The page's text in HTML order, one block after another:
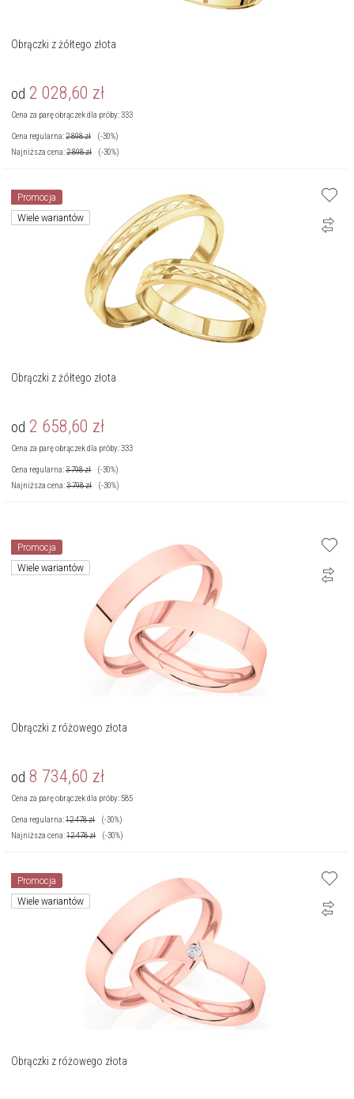
Obrączki z żółtego złota
od 2 028,60 zł
Cena za parę obrączek dla próby: 333
Cena regularna:2 898zł
(-30%)
Najniższa cena:2 898zł (-30%)
Promocja
Wiele wariantów
Obrączki z żółtego złota
od 2 658,60 zł
Cena za parę obrączek dla próby: 333
Cena regularna:3 798zł
(-30%)
Najniższa cena:3 798zł (-30%)
Promocja
Wiele wariantów
Obrączki z różowego złota
od 8 734,60 zł
Cena za parę obrączek dla próby: 585
Cena regularna:12 478zł
(-30%)
Najniższa cena:12 478zł (-30%)
Promocja
Wiele wariantów
Obrączki z różowego złota